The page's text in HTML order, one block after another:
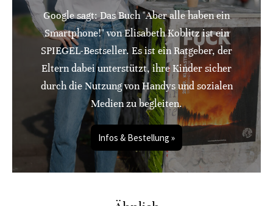
Google sagt: Das Buch "Aber alle haben ein
Smartphone!" von Elisabeth Koblitz ist ein
SPIEGEL-Bestseller. Es ist ein Ratgeber, der
Eltern dabei unterstützt, ihre Kinder sicher
durch die Nutzung von Handys und sozialen
Medien zu begleiten.
Infos & Bestellung »